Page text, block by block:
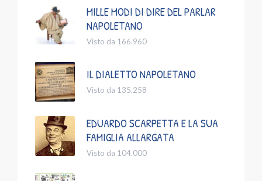
MILLE MODI DI DIRE DEL PARLAR
NAPOLETANO
Visto da 166.960
IL DIALETTO NAPOLETANO
Visto da 135.258
EDUARDO SCARPETTA E LA SUA
FAMIGLIA ALLARGATA
Visto da 104.000